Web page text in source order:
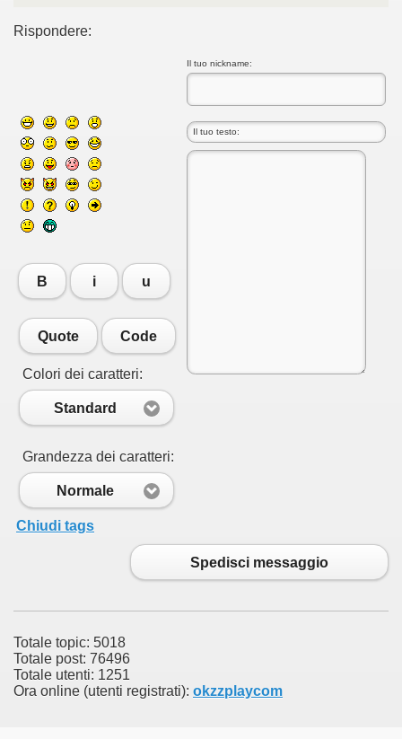
Rispondere:
Il tuo nickname:
B i u
Quote Code
Colori dei caratteri:
Standard
Grandezza dei caratteri:
Normale
Chiudi tags
Spedisci messaggio
Totale topic: 5018
Totale post: 76496
Totale utenti: 1251
Ora online (utenti registrati): okzzplaycom